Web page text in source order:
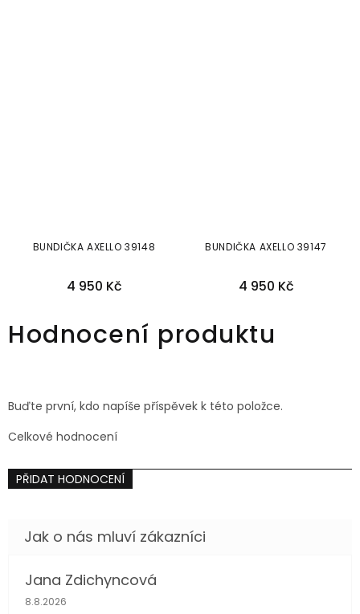
BUNDIČKA AXELLO 39148
4 950 Kč
BUNDIČKA AXELLO 39147
4 950 Kč
Hodnocení produktu
Buďte první, kdo napíše příspěvek k této položce.
Celkové hodnocení
PŘIDAT HODNOCENÍ
Jana Zdichyncová
Hodnocení obchodu je 5 z 5 hvězdiček.
8.8.2026